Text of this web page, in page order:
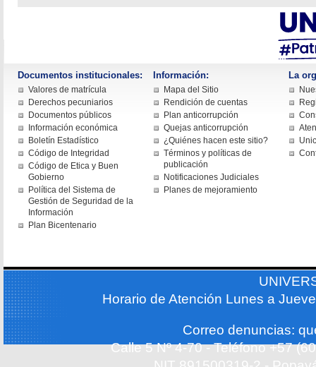
Documentos institucionales:
Valores de matrícula
Derechos pecuniarios
Documentos públicos
Información económica
Boletín Estadístico
Código de Integridad
Código de Etica y Buen
Gobierno
Política del Sistema de
Gestión de Seguridad de la
Información
Plan Bicentenario
Información:
Mapa del Sitio
Rendición de cuentas
Plan anticorrupción
Quejas anticorrupción
¿Quiénes hacen este sitio?
Términos y políticas de
publicación
Notificaciones Judiciales
Planes de mejoramiento
La
Horario de Atención Lunes a
Correo denuncias:
Calle 5 Nº 4-70 - Teléfono +57